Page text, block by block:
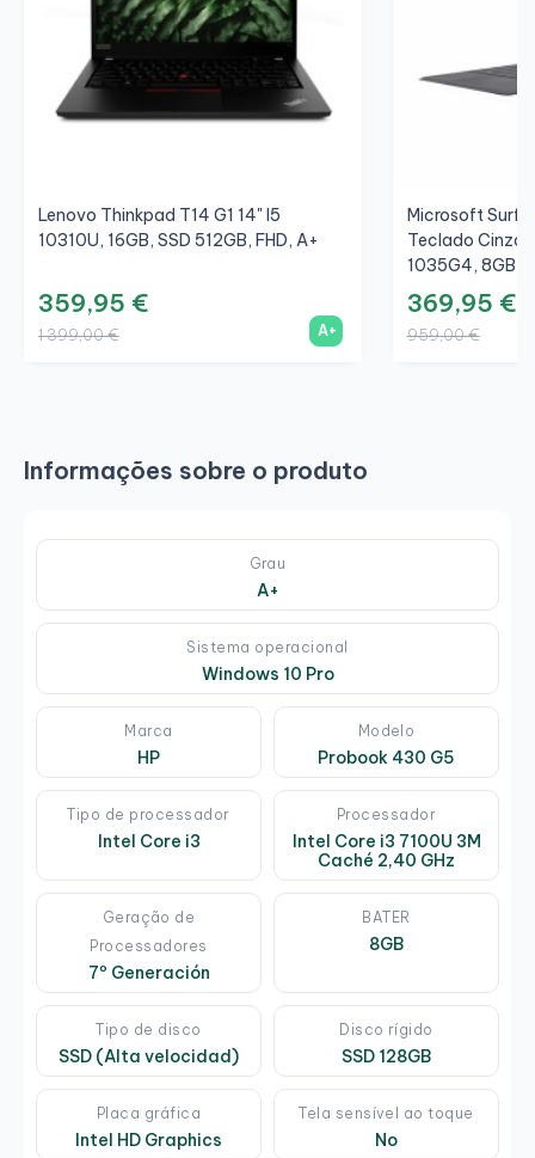
Lenovo Thinkpad T14 G1 14" I5
10310U, 16GB, SSD 512GB, FHD, A+
359,95 €
1 399,00 € A+
Microsoft
Teclado Cinza/
1035G4, 8GB,
369,95 €
959,00 €
Informações sobre o produto
Grau
A+
Sistema operacional
Windows 10 Pro
Marca
HP
Modelo
Probook 430 G5
Tipo de processador
Intel Core i3
Processador
Intel Core i3 7100U 3M
Caché 2,40 GHz
Geração de
Processadores
7º Generación
BATER
8GB
Tipo de disco
SSD (Alta velocidad)
Disco rígido
SSD 128GB
Placa gráfica
Intel HD Graphics
Tela sensível ao toque
No